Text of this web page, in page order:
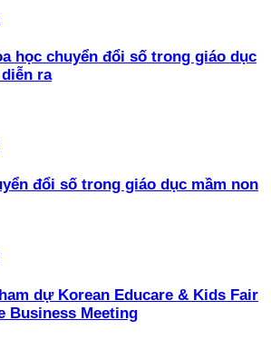
học chuyển đổi số trong giáo dục
ra
đổi số trong giáo dục mầm non
dự Korean Educare & Kids Fair
Business Meeting